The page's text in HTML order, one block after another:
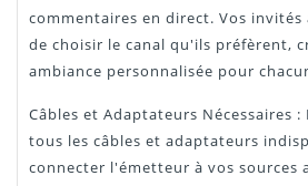
commentaires en direct. Vos
de choisir le canal qu'ils préfèrent,
ambiance personnalisée pour
Câbles et Adaptateurs Nécessaires
tous les câbles et adaptateurs
connecter l'émetteur à vos sources